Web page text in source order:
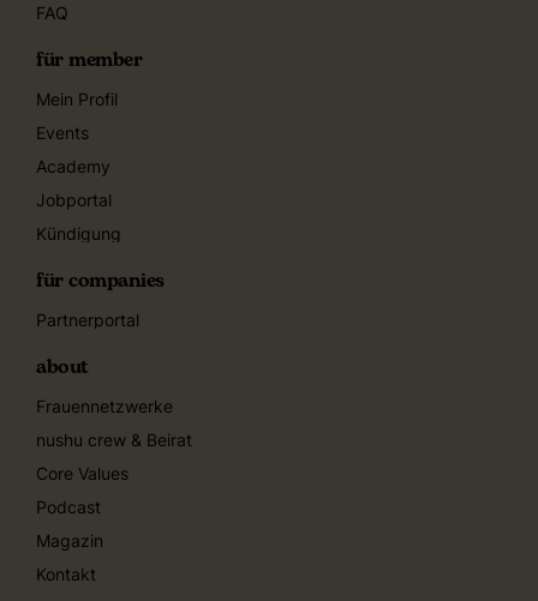
FAQ
für member
Mein Profil
Events
Academy
Jobportal
Kündigung
für companies
Partnerportal
about
Frauennetzwerke
nushu crew & Beirat
Core Values
Podcast
Magazin
Kontakt